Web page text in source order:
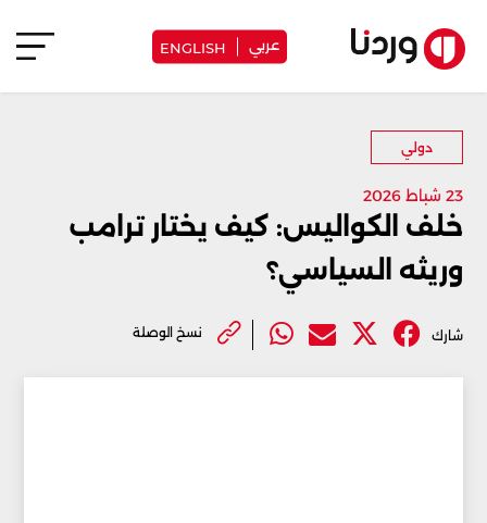
عربي ENGLISH
دولي
23 شباط 2026
خلف الكواليس: كيف يختار ترامب
وريثه السياسي؟
شارك نسخ الوصلة